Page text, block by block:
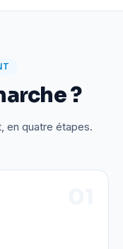
?
en quatre étapes.